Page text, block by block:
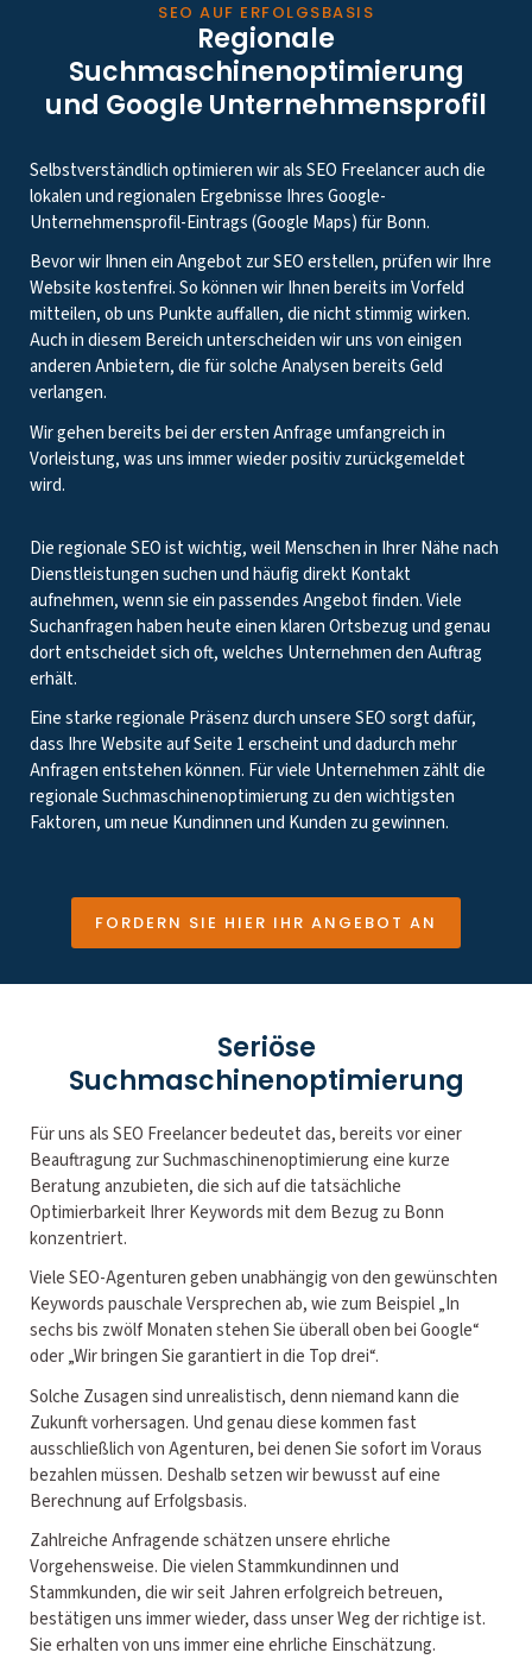
SEO AUF ERFOLGSBASIS
Regionale
Suchmaschinenoptimierung
und Google Unternehmensprofil
Selbstverständlich optimieren wir als SEO Freelancer auch die
lokalen und regionalen Ergebnisse Ihres Google-
Unternehmensprofil-Eintrags (Google Maps) für Bonn.
Bevor wir Ihnen ein Angebot zur SEO erstellen, prüfen wir Ihre
Website kostenfrei. So können wir Ihnen bereits im Vorfeld
mitteilen, ob uns Punkte auffallen, die nicht stimmig wirken.
Auch in diesem Bereich unterscheiden wir uns von einigen
anderen Anbietern, die für solche Analysen bereits Geld
verlangen.
Wir gehen bereits bei der ersten Anfrage umfangreich in
Vorleistung, was uns immer wieder positiv zurückgemeldet
wird.
Die regionale SEO ist wichtig, weil Menschen in Ihrer Nähe nach
Dienstleistungen suchen und häufig direkt Kontakt
aufnehmen, wenn sie ein passendes Angebot finden. Viele
Suchanfragen haben heute einen klaren Ortsbezug und genau
dort entscheidet sich oft, welches Unternehmen den Auftrag
erhält.
Eine starke regionale Präsenz durch unsere SEO sorgt dafür,
dass Ihre Website auf Seite 1 erscheint und dadurch mehr
Anfragen entstehen können. Für viele Unternehmen zählt die
regionale Suchmaschinenoptimierung zu den wichtigsten
Faktoren, um neue Kundinnen und Kunden zu gewinnen.
FORDERN SIE HIER IHR ANGEBOT AN
Seriöse
Suchmaschinenoptimierung
Für uns als SEO Freelancer bedeutet das, bereits vor einer
Beauftragung zur Suchmaschinenoptimierung eine kurze
Beratung anzubieten, die sich auf die tatsächliche
Optimierbarkeit Ihrer Keywords mit dem Bezug zu Bonn
konzentriert.
Viele SEO-Agenturen geben unabhängig von den gewünschten
Keywords pauschale Versprechen ab, wie zum Beispiel „In
sechs bis zwölf Monaten stehen Sie überall oben bei Google“
oder „Wir bringen Sie garantiert in die Top drei“.
Solche Zusagen sind unrealistisch, denn niemand kann die
Zukunft vorhersagen. Und genau diese kommen fast
ausschließlich von Agenturen, bei denen Sie sofort im Voraus
bezahlen müssen. Deshalb setzen wir bewusst auf eine
Berechnung auf Erfolgsbasis.
Zahlreiche Anfragende schätzen unsere ehrliche
Vorgehensweise. Die vielen Stammkundinnen und
Stammkunden, die wir seit Jahren erfolgreich betreuen,
bestätigen uns immer wieder, dass unser Weg der richtige ist.
Sie erhalten von uns immer eine ehrliche Einschätzung.